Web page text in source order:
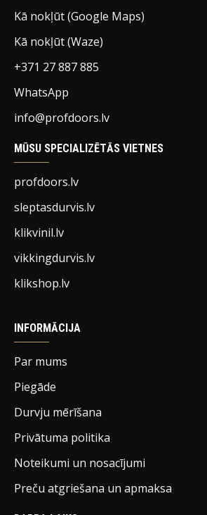
Kā nokļūt (Google Maps)
Kā nokļūt (Waze)
+371 27 887 885
WhatsApp
info@profdoors.lv
MŪSU SPECIALIZĒTĀS VIETNES
profdoors.lv
sleptasdurvis.lv
klikvinil.lv
vikkingdurvis.lv
klikshop.lv
INFORMĀCIJA
Par mums
Piegāde
Durvju mērīšana
Privātuma politika
Noteikumi un nosacījumi
Preču atgriešana un apmaksa